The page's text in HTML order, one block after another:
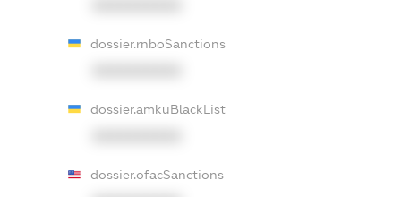
dossier.rnboSanctions
dossier.amkuBlackList
dossier.ofacSanctions